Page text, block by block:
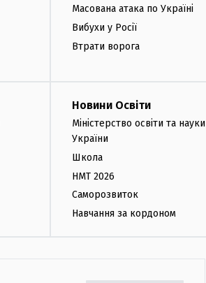
Масована атака по Україні
Вибухи у Росії
Втрати ворога
Новини Освіти
Міністерство освіти та науки
України
Школа
НМТ 2026
Саморозвиток
Навчання за кордоном